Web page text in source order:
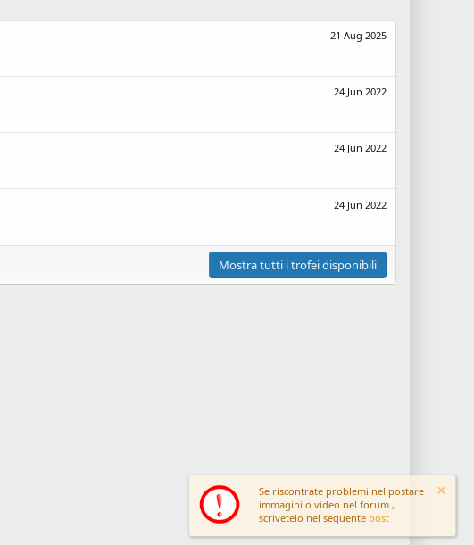
21 Aug 2025
24 Jun 2022
24 Jun 2022
24 Jun 2022
Mostra tutti i trofei disponibili
Se riscontrate problemi nel postare
immagini o video nel forum ,
scrivetelo nel seguente post